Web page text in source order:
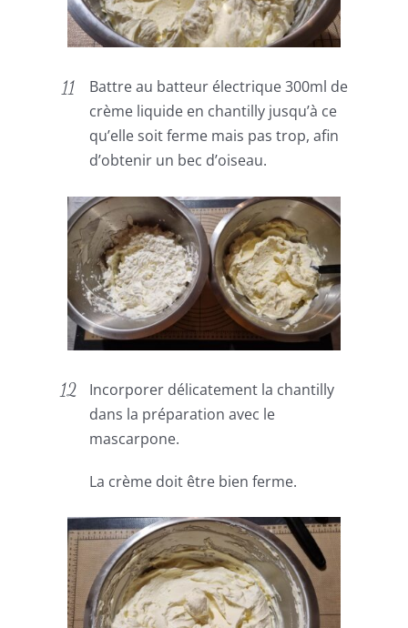
Battre au batteur électrique 300ml de
crème liquide en chantilly jusqu’à ce
qu’elle soit ferme mais pas trop, afin
d’obtenir un bec d’oiseau.
Incorporer délicatement la chantilly
dans la préparation avec le
mascarpone.
La crème doit être bien ferme.